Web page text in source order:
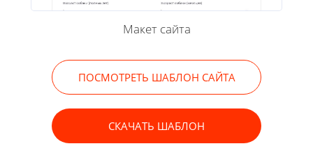
Макет сайта
ПОСМОТРЕТЬ ШАБЛОН САЙТА
СКАЧАТЬ ШАБЛОН